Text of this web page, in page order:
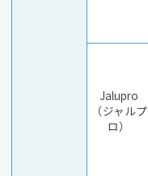
Jalupro
（ジャルプ
ロ）